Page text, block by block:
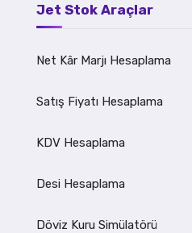
Jet Stok Araçlar
Net Kâr Marjı Hesaplama
Satış Fiyatı Hesaplama
KDV Hesaplama
Desi Hesaplama
Döviz Kuru Simülatörü